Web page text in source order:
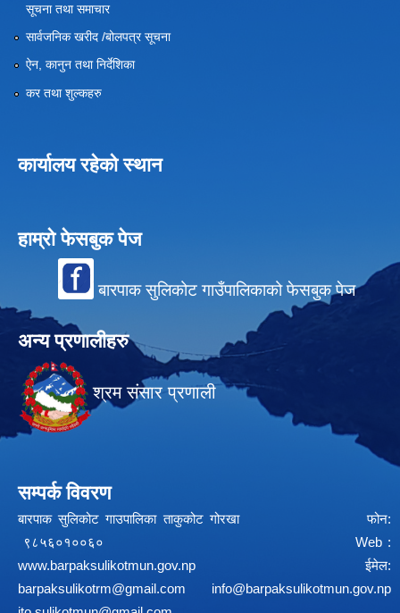
सूचना तथा समाचार
सार्वजनिक खरीद /बोलपत्र सूचना
ऐन, कानुन तथा निर्देशिका
कर तथा शुल्कहरु
कार्यालय रहेको स्थान
हाम्रो फेसबुक पेज
बारपाक सुलिकोट गाउँपालिकाको फेसबुक पेज
अन्य प्रणालीहरु
श्रम संसार प्रणाली
सम्पर्क विवरण
बारपाक सुलिकोट गाउपालिका ताकुकोट गोरखा फोन:
९८५६०१००६० Web :
www.barpaksulikotmun.gov.np
ईमेल:
barpaksulikotrm@gmail.com
info@barpaksulikotmun.gov.np